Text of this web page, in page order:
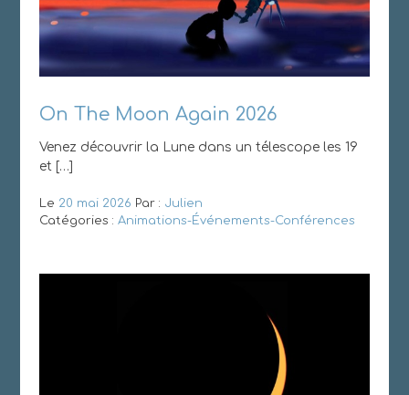
On The Moon Again 2026
Venez découvrir la Lune dans un télescope les 19
et […]
Le 20 mai 2026 Par : Julien
Catégories : Animations-Événements-Conférences